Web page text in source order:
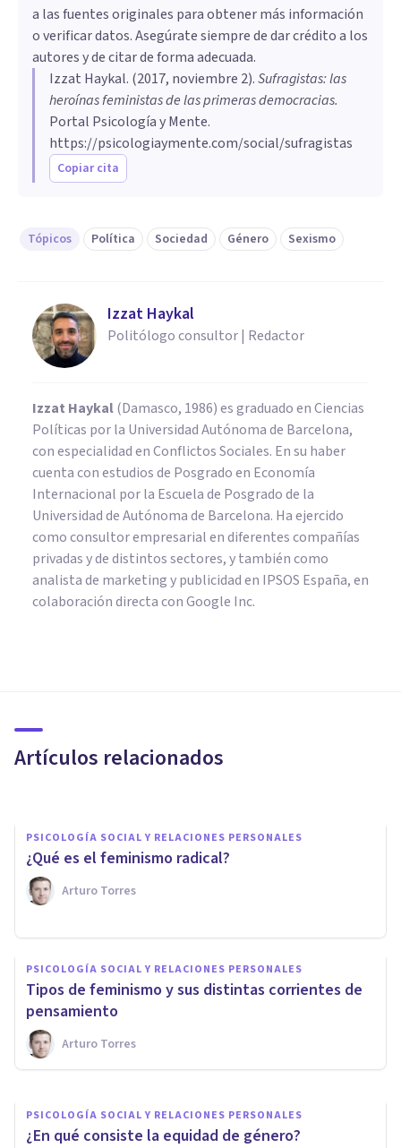
a las fuentes originales para obtener más información
o verificar datos. Asegúrate siempre de dar crédito a los
autores y de citar de forma adecuada.
Izzat Haykal. (2017, noviembre 2).Sufragistas: las
heroínas feministas de las primeras democracias.
Portal Psicología y Mente.
https://psicologiaymente.com/social/sufragistas
Copiar cita
Tópicos Política Sociedad Género Sexismo
Izzat Haykal
Politólogo consultor | Redactor
Izzat Haykal(Damasco, 1986) es graduado en Ciencias
Políticas por la Universidad Autónoma de Barcelona,
con especialidad en Conflictos Sociales. En su haber
cuenta con estudios de Posgrado en Economía
Internacional por la Escuela de Posgrado de la
Universidad de Autónoma de Barcelona. Ha ejercido
como consultor empresarial en diferentes compañías
privadas y de distintos sectores, y también como
analista de marketing y publicidad en IPSOS España, en
colaboración directa con Google Inc.
Artículos relacionados
tan importante
PSICOLOGÍA SOCIAL Y RELACIONES PERSONALES
¿Qué es el feminismo radical?
Arturo Torres
PSICOLOGÍA SOCIAL Y RELACIONES PERSONALES
​Tipos de feminismo y sus distintas corrientes de
pensamiento
Arturo Torres
Patriarcado: 7 claves para
entender el machismo cultural
Arturo Torres
PSICOLOGÍA SOCIAL Y RELACIONES PERSONALES
​¿En qué consiste la equidad de género?